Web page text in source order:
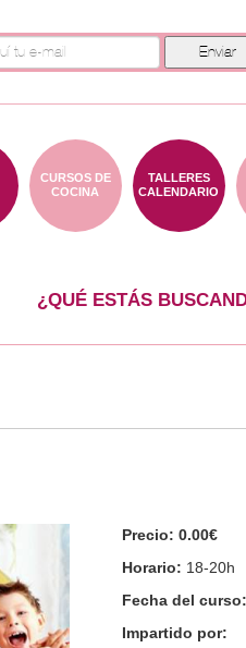
TALLERES
CALENDARIO
CURSOS DE
COCINA
¿QUÉ ESTÁS
Precio:0.00€
Horario: 18-20h
Fecha del curso:
Impartido por: